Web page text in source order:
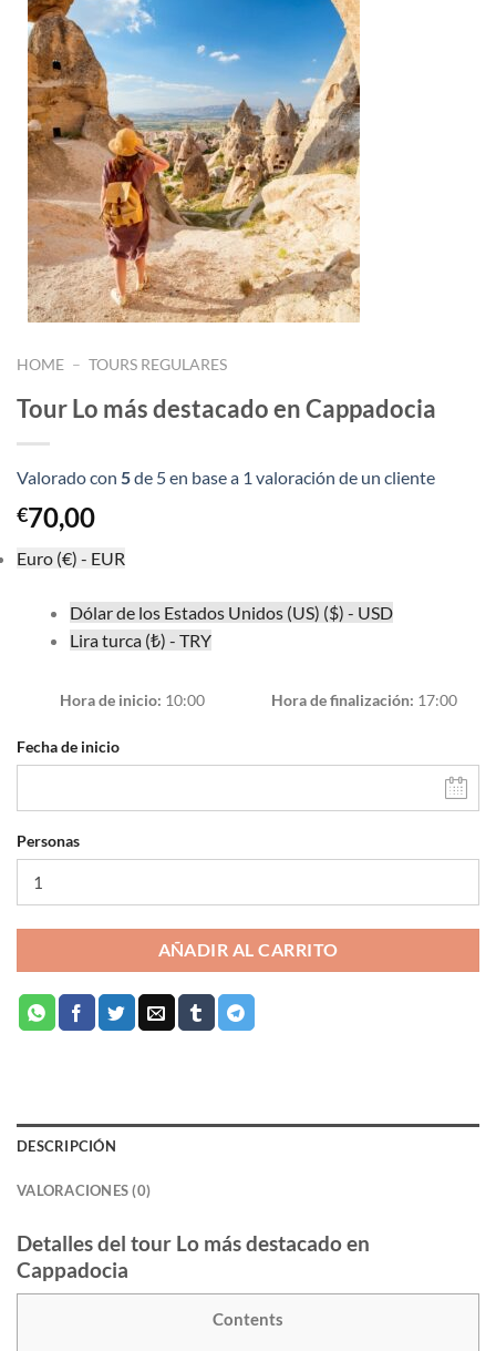
HOME – TOURS REGULARES
Tour Lo más destacado en Cappadocia
Valorado con 5de 5 en base a 1 valoración de un cliente
€70,00
Euro (€) - EUR
Dólar de los Estados Unidos (US) ($) - USD
Lira turca (₺) - TRY
Hora de inicio 10:00 Hora de finalización 17:00
Fecha de inicio
Personas
AÑADIR AL CARRITO
DESCRIPCIÓN
VALORACIONES (0)
Detalles del tour Lo más destacado en
Cappadocia
Contents